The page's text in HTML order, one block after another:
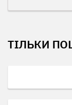
ТІЛЬКИ